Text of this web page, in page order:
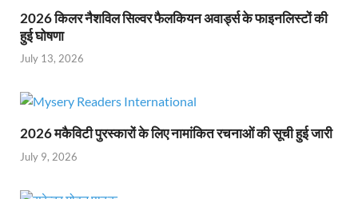
2026 किलर नैशविल सिल्वर फैलकियन अवार्ड्स के फाइनलिस्टों की
हुई घोषणा
July 13, 2026
2026 मकैविटी पुरस्कारों के लिए नामांकित रचनाओं की सूची हुई जारी
July 9, 2026